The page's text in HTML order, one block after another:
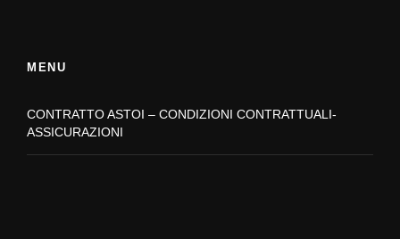
MENU
CONTRATTO ASTOI – CONDIZIONI CONTRATTUALI-
ASSICURAZIONI